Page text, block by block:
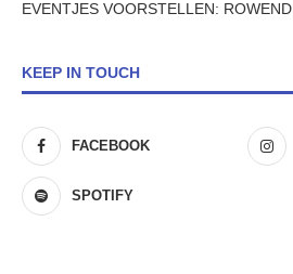
EVENTJES VOORSTELLEN: ROWEND
KEEP IN TOUCH
FACEBOOK
SPOTIFY